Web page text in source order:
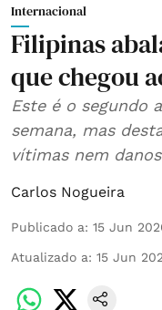
Internacional
Filipinas
que chegou
Este é o segundo
semana, mas
vítimas nem
Carlos Nogueira
Publicado a: 15 Jun
Atualizado a: 15 Jun